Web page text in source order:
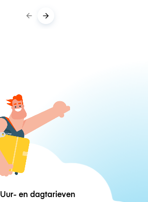
Uur- en dagtarieven